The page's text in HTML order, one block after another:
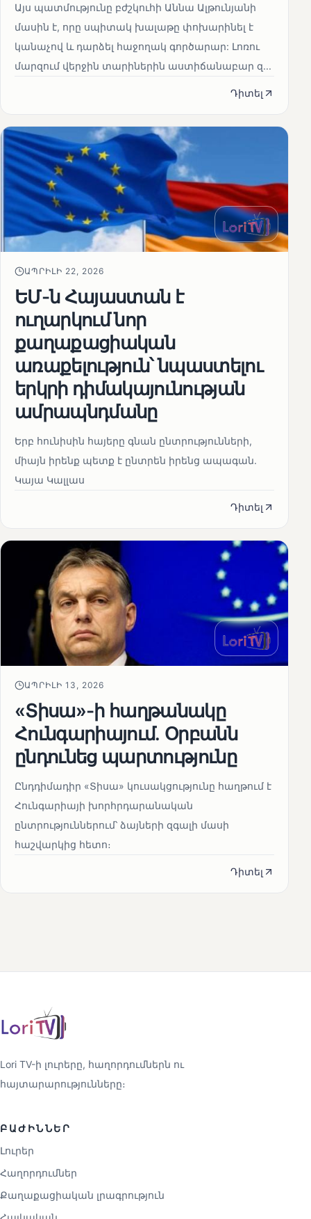
Այս պատմությունը բժշկուհի Աննա Ալթունյանի
մասին է, որը սպիտակ խալաթը փոխարինել է
կանաչով և դարձել հաջողակ գործարար: Լոռու
մարզում վերջին տարիներին աստիճանաբար զ...
Դիտել
ԱՊՐԻԼԻ 22, 2026
ԵՄ-ն Հայաստան է
ուղարկում նոր
քաղաքացիական
առաքելություն՝ նպաստելու
երկրի դիմակայունության
ամրապնդմանը
Երբ հունիսին հայերը գնան ընտրությունների,
միայն իրենք պետք է ընտրեն իրենց ապագան.
Կայա Կալլաս
Դիտել
ԱՊՐԻԼԻ 13, 2026
«Տիսա»-ի հաղթանակը
Հունգարիայում․ Օրբանն
ընդունեց պարտությունը
Ընդդիմադիր «Տիսա» կուսակցությունը հաղթում է
Հունգարիայի խորհրդարանական
ընտրություններում՝ ձայների զգալի մասի
հաշվարկից հետո։
Դիտել
Lori TV-ի լուրերը, հաղորդումներն ու
հայտարարությունները։
ԲԱԺԻՆՆԵՐ
Լուրեր
Հաղորդումներ
Քաղաքացիական լրագրություն